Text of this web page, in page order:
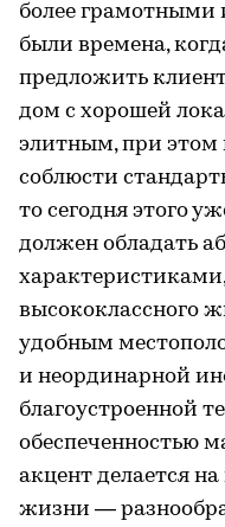
более грамотными
были времена,
предложить
дом с хорошей
элитным, при этом
соблюсти
то сегодня этого
должен обладать
высококлассного
удобным
и неординарной
благоустроенной
обеспеченностью
акцент делается
жизни —